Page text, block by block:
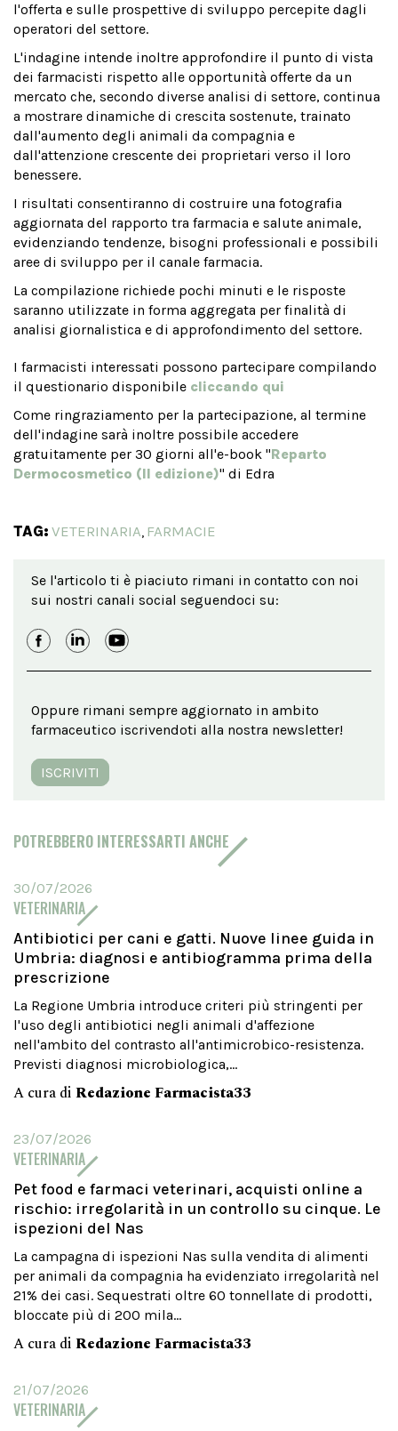
l'offerta e sulle prospettive di sviluppo percepite dagli
operatori del settore.
L'indagine intende inoltre approfondire il punto di vista
dei farmacisti rispetto alle opportunità offerte da un
mercato che, secondo diverse analisi di settore, continua
a mostrare dinamiche di crescita sostenute, trainato
dall'aumento degli animali da compagnia e
dall'attenzione crescente dei proprietari verso il loro
benessere.
I risultati consentiranno di costruire una fotografia
aggiornata del rapporto tra farmacia e salute animale,
evidenziando tendenze, bisogni professionali e possibili
aree di sviluppo per il canale farmacia.
La compilazione richiede pochi minuti e le risposte
saranno utilizzate in forma aggregata per finalità di
analisi giornalistica e di approfondimento del settore.
I farmacisti interessati possono partecipare compilando
il questionario disponibile cliccando qui
Come ringraziamento per la partecipazione, al termine
dell'indagine sarà inoltre possibile accedere
gratuitamente per 30 giorni all'e-book "Reparto
Dermocosmetico (II edizione)" di Edra
TAG: VETERINARIA, FARMACIE
Se l'articolo ti è piaciuto rimani in contatto con noi
sui nostri canali social seguendoci su:
Oppure rimani sempre aggiornato in ambito
farmaceutico iscrivendoti alla nostra newsletter!
ISCRIVITI
POTREBBERO INTERESSARTI ANCHE
30/07/2026
VETERINARIA
Antibiotici per cani e gatti. Nuove linee guida in
Umbria: diagnosi e antibiogramma prima della
prescrizione
La Regione Umbria introduce criteri più stringenti per
l'uso degli antibiotici negli animali d'affezione
nell'ambito del contrasto all'antimicrobico-resistenza.
Previsti diagnosi microbiologica,...
A cura di Redazione Farmacista33
23/07/2026
VETERINARIA
Pet food e farmaci veterinari, acquisti online a
rischio: irregolarità in un controllo su cinque. Le
ispezioni del Nas
La campagna di ispezioni Nas sulla vendita di alimenti
per animali da compagnia ha evidenziato irregolarità nel
21% dei casi. Sequestrati oltre 60 tonnellate di prodotti,
bloccate più di 200 mila...
A cura di Redazione Farmacista33
21/07/2026
VETERINARIA